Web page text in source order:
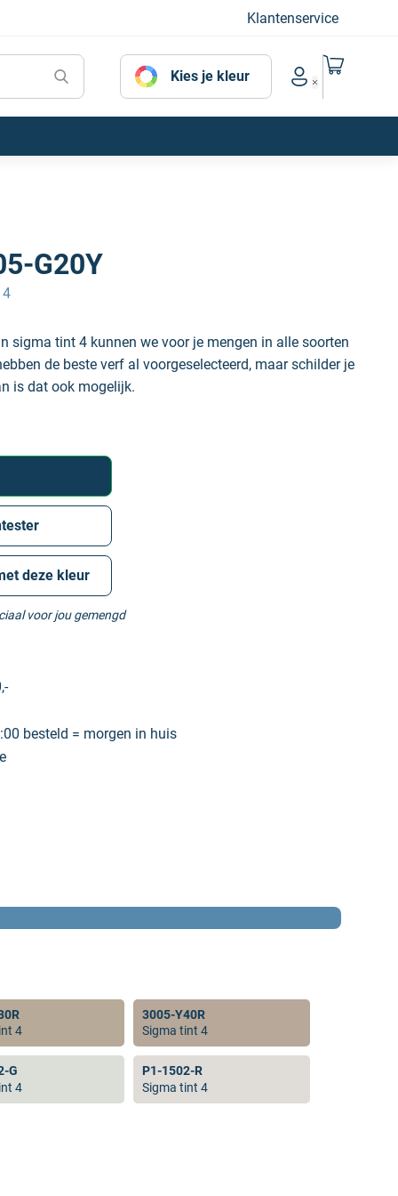
Klantenservice
Kies je kleur
Account menu
Naar mijn
G20Y
sigma tint 4 kunnen we voor je mengen in alle soorten
de beste verf al voorgeselecteerd, maar schilder je
is dat ook mogelijk.
deze kleur
voor jou gemengd
besteld = morgen in huis
4
3005-Y40R
Sigma tint 4
G
4
P1-1502-R
Sigma tint 4